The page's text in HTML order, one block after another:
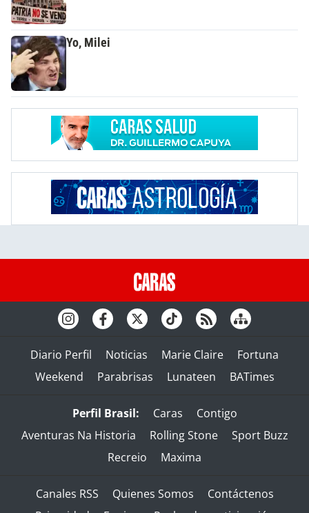
Yo, Milei
Diario Perfil Noticias Marie Claire
Fortuna
Weekend
Parabrisas Lunateen BATimes
Perfil Brasil: Caras
Contigo
Aventuras Na Historia
Rolling Stone
Sport Buzz
Recreio
Maxima
Canales RSS Quienes Somos
Contáctenos